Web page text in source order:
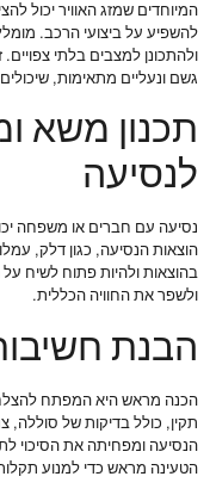
המיוחדים שמזג האוויר יכול
להשפיע על ביצועי הרכב.
ולהתכונן למצבים בלתי
גשם ונעליים מתאימות,
תכנון משא
לנסיעה
נסיעה עם חברים או משפחה
הוצאות הנסיעה, כגון דלק,
בהוצאות ולהיות פתוח לשיח על
ולשפר את החוויה הכללית.
הבנת
הכנה מראש היא המפתח
תקין, כולל בדיקות של סוללה,
הנסיעה ומפחיתה את הסיכוי
הטעינה מראש כדי למנוע